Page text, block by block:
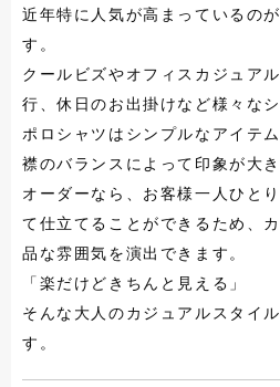
近年特に人気が高まっているの
す。
クールビズやオフィスカジュア
行、休日のお出掛けなど様々な
ポロシャツはシンプルなアイテ
襟のバランスによって印象が大き
オーダーなら、お客様一人ひと
て仕立てることができるため、
品な雰囲気を演出できます。
「楽だけどきちんと見える」
そんな大人のカジュアルスタイ
す。